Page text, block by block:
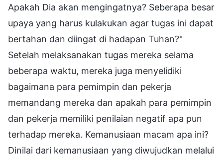
Apakah Dia akan mengingatnya? Seberapa besar
upaya yang harus kulakukan agar tugas ini dapat
bertahan dan diingat di hadapan Tuhan?"
Setelah melaksanakan tugas mereka selama
beberapa waktu, mereka juga menyelidiki
bagaimana para pemimpin dan pekerja
memandang mereka dan apakah para pemimpin
dan pekerja memiliki penilaian negatif apa pun
terhadap mereka. Kemanusiaan macam apa ini?
Dinilai dari kemanusiaan yang diwujudkan melalui